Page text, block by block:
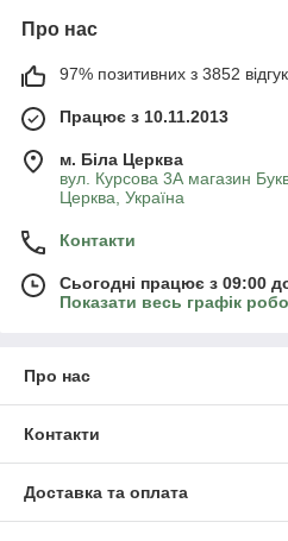
Про нас
97% позитивних з 3852
Працює з 10.11.2013
м. Біла Церква
вул. Курсова 3А магазин
Церква, Україна
Контакти
Сьогодні працює з 09:00
Показати весь графік
Про нас
Контакти
Доставка та оплата